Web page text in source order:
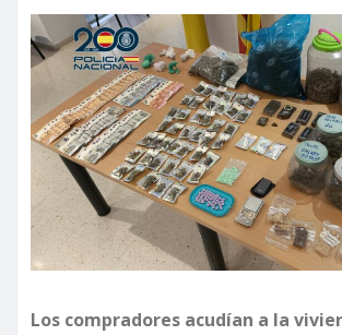
Los compradores acudían a la